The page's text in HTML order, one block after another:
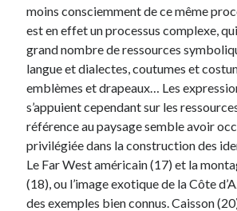
moins consciemment de ce même
est en effet un processus complexe,
grand nombre de ressources
langue et dialectes, coutumes et
emblèmes et drapeaux… Les
s’appuient cependant sur les
référence au paysage semble avoir
privilégiée dans la construction des
Le Far West américain (17) et la
(18), ou l’image exotique de la Côte
des exemples bien connus. Caisson